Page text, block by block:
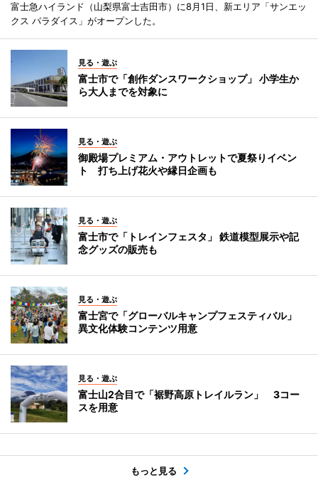
富士急ハイランド（山梨県富士吉田市）に8月1日、新エリア「サンエッ
クス パラダイス」がオープンした。
見る・遊ぶ
富士市で「創作ダンスワークショップ」 小学生か
ら大人までを対象に
見る・遊ぶ
御殿場プレミアム・アウトレットで夏祭りイベン
ト 打ち上げ花火や縁日企画も
見る・遊ぶ
富士市で「トレインフェスタ」 鉄道模型展示や記
念グッズの販売も
見る・遊ぶ
富士宮で「グローバルキャンプフェスティバル」
異文化体験コンテンツ用意
見る・遊ぶ
富士山2合目で「裾野高原トレイルラン」 3コー
スを用意
もっと見る